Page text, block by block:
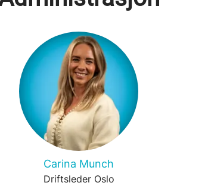
Carina Munch
Driftsleder Oslo